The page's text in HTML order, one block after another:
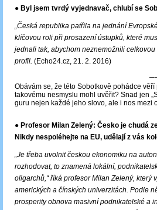
● Byl jsem tvrdý vyjednavač, chlubí se
„Česká republika patřila na jednání
klíčovou roli při prosazení ústupků, které
jednali tak, abychom neznemožnili
profil. (Echo24.cz, 21. 2. 2016)
Obávám se, že této Sobotkově pohádce
takovému nesmyslu mohl uvěřit? Snad jen
guru nejen každé jeho slovo, ale i nos mezi
● Profesor Milan Zelený: Česko je chudá
Nikdy nespoléhejte na EU, udělají z vás
„Je třeba uvolnit českou ekonomiku na
rozhodovat, to znamená lokální,
oligarchů,“ říká profesor Milan Zelený,
amerických a čínských univerzitách. Podle
prosperity obnova masivní podnikatelské a